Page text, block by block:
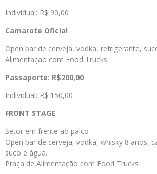
Individual: R$ 90,00
Camarote Oficial
Open bar de cerveja, vodka, refrigerante,
Alimentação com Food Trucks
Passaporte: R$200,00
Individual: R$ 150,00
FRONT STAGE
Setor em frente ao palco
Open bar de cerveja, vodka, whisky 8 anos,
suco e água.
Praça de Alimentação com Food Trucks